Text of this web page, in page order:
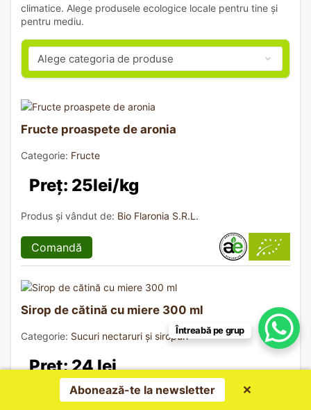
climatice. Alege produsele ecologice locale pentru tine și
pentru mediu.
Fructe proaspete de aronia
Categorie: Fructe
Preț: 25lei/kg
Produs și vândut de: Bio Flaronia S.R.L.
Comandă
Sirop de cătină cu miere 300 ml
Categorie: Sucuri nectaruri și siropuri
Preț: 24 lei
Produs și vândut de:Dano Plant S.R.L.
Abonează-te la newsletter ✕
Întreabă pe grup